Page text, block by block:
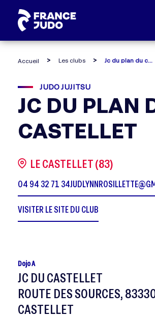
Accueil Les clubs
JUDO JUJITSU
JC DU PLAN
CASTELLET
LE CASTELLET (83)
04 94 32 71 34
VISITER LE SITE DU CLUB
Dojo A
JC DU CASTELLET
ROUTE DES SOURCES,
CASTELLET